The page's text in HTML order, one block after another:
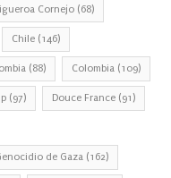
Cornejo (68)
Chile (146)
(88) Colombia (109)
(97) Douce France (91)
de Gaza (162)